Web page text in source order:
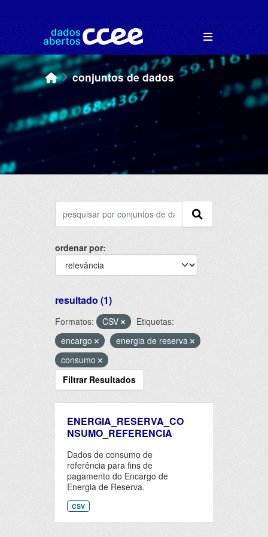
conjuntos de dados
ordenar por
resultado (1)
Formatos: CSV
Etiquetas:
encargo
energia de reserva
consumo
Filtrar Resultados
ENERGIA_RESERVA_CO
NSUMO_REFERENCIA
Dados de consumo de
referência para fins de
pagamento do Encargo de
Energia de Reserva.
CSV